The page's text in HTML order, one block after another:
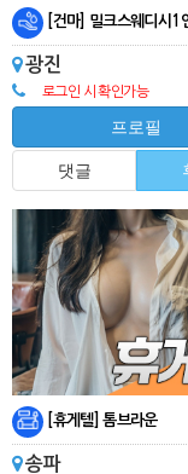
[건마] 밀크스웨디시1
광진
로그인 시 확인가능
프로필
댓글
[휴게텔] 톰브라운
송파